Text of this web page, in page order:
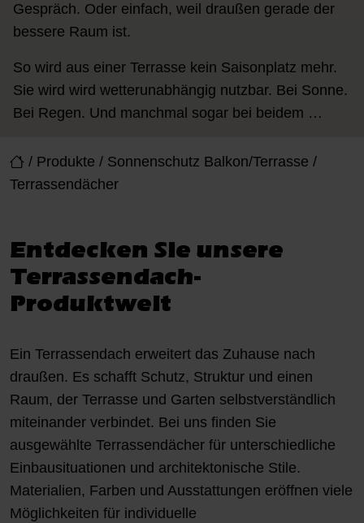
/ Produkte / Sonnenschutz Balkon/Terrasse /
Terrassendächer
Gespräch. Oder einfach, weil draußen gerade der
bessere Raum ist.
So wird aus einer Terrasse kein Saisonplatz mehr.
Sie wird wird wetterunabhängig nutzbar. Bei Sonne.
Bei Regen. Und manchmal sogar bei beidem …
Entdecken Sie unsere
Terrassendach-
Produktwelt
Ein Terrassendach erweitert das Zuhause nach
draußen. Es schafft Schutz, Struktur und einen
Raum, der Terrasse und Garten selbstverständlich
miteinander verbindet. Bei uns finden Sie
ausgewählte Terrassendächer für unterschiedliche
Einbausituationen und architektonische Stile.
Materialien, Farben und Ausstattungen eröffnen viele
Möglichkeiten für individuelle